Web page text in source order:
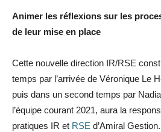
Animer les réflexions sur les
de leur mise en place
Cette nouvelle direction IR/RSE
temps par l’arrivée de Véronique Le
puis dans un second temps par
l’équipe courant 2021, aura la
pratiques IR et RSE d’Amiral